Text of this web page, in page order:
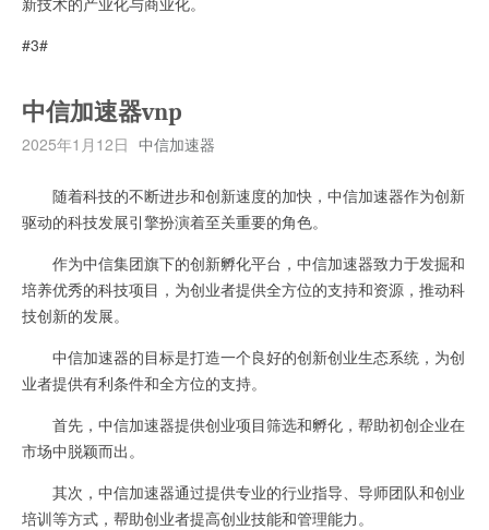
#3#
中信加速器vnp
2025年1月12日 中信加速器
随着科技的不断进步和创新速度的加快，中信加速器作为创新
驱动的科技发展引擎扮演着至关重要的角色。
作为中信集团旗下的创新孵化平台，中信加速器致力于发掘和
培养优秀的科技项目，为创业者提供全方位的支持和资源，推动科
技创新的发展。
中信加速器的目标是打造一个良好的创新创业生态系统，为创
业者提供有利条件和全方位的支持。
首先，中信加速器提供创业项目筛选和孵化，帮助初创企业在
市场中脱颖而出。
其次，中信加速器通过提供专业的行业指导、导师团队和创业
培训等方式，帮助创业者提高创业技能和管理能力。